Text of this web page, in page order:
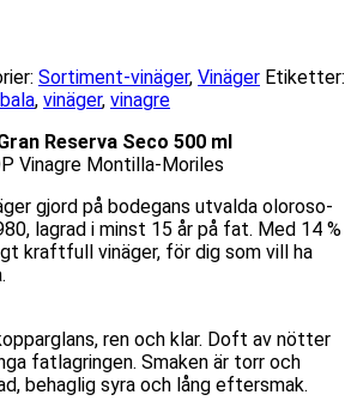
Sortiment-vinäger, Vinäger Etiketter:
, vinäger, vinagre
Reserva Seco 500 ml
Vinagre Montilla-Moriles
gjord på bodegans utvalda oloroso-
lagrad i minst 15 år på fat. Med 14 %
kraftfull vinäger, för dig som vill ha
ren och klar. Doft av nötter
fatlagringen. Smaken är torr och
behaglig syra och lång eftersmak.